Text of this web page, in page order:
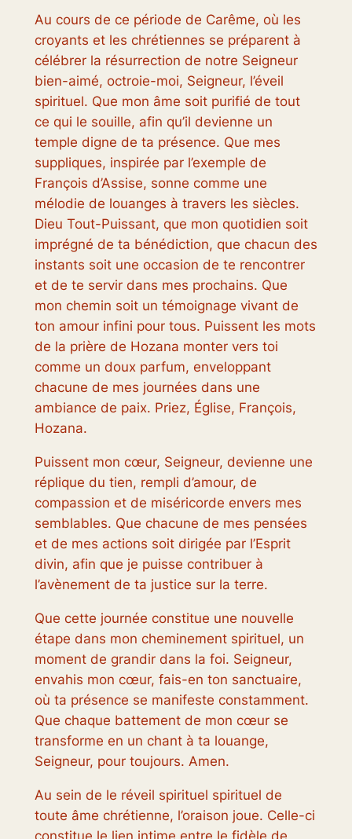
Au cours de ce période de Carême, où les
croyants et les chrétiennes se préparent à
célébrer la résurrection de notre Seigneur
bien-aimé, octroie-moi, Seigneur, l’éveil
spirituel. Que mon âme soit purifié de tout
ce qui le souille, afin qu’il devienne un
temple digne de ta présence. Que mes
suppliques, inspirée par l’exemple de
François d’Assise, sonne comme une
mélodie de louanges à travers les siècles.
Dieu Tout-Puissant, que mon quotidien soit
imprégné de ta bénédiction, que chacun des
instants soit une occasion de te rencontrer
et de te servir dans mes prochains. Que
mon chemin soit un témoignage vivant de
ton amour infini pour tous. Puissent les mots
de la prière de Hozana monter vers toi
comme un doux parfum, enveloppant
chacune de mes journées dans une
ambiance de paix. Priez, Église, François,
Hozana.
Puissent mon cœur, Seigneur, devienne une
réplique du tien, rempli d’amour, de
compassion et de miséricorde envers mes
semblables. Que chacune de mes pensées
et de mes actions soit dirigée par l’Esprit
divin, afin que je puisse contribuer à
l’avènement de ta justice sur la terre.
Que cette journée constitue une nouvelle
étape dans mon cheminement spirituel, un
moment de grandir dans la foi. Seigneur,
envahis mon cœur, fais-en ton sanctuaire,
où ta présence se manifeste constamment.
Que chaque battement de mon cœur se
transforme en un chant à ta louange,
Seigneur, pour toujours. Amen.
Au sein de le réveil spirituel spirituel de
toute âme chrétienne, l’oraison joue. Celle-ci
constitue le lien intime entre le fidèle de